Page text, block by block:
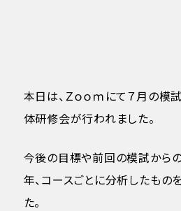
本日は、Ｚｏｏｍにて７月の模
体研修会が行われました。
今後の目標や前回の模試から
年、コースごとに分析したもの
た。